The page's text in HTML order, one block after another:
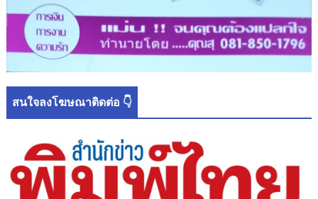
สนใจลงโฆษณาติดต่อ 👇